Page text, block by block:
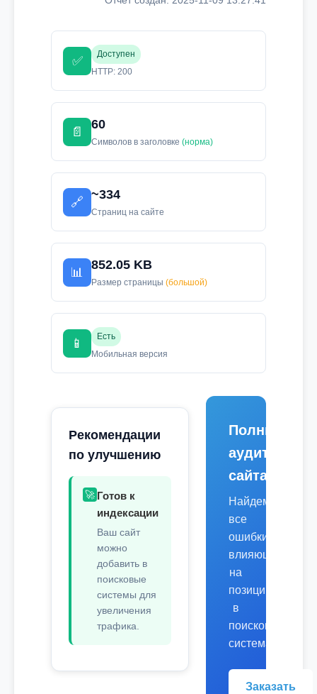
✅
Доступен
HTTP: 200
📄
60
Символов в заголовке (норма)
🔗
~334
Страниц на сайте
📊
852.05 KB
Размер страницы (большой)
📱
Есть
Мобильная версия
Рекомендации
по улучшению
🚀 Готов к
индексации
Ваш сайт
можно
добавить в
поисковые
системы для
увеличения
трафика.
Полный
аудит
сайта
Найдем
все
ошибки,
влияющие
на
позиции
в
поисковых
системах.
Заказать